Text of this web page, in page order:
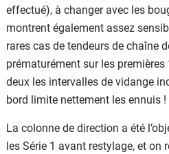
effectué), à changer avec les
montrent également assez
rares cas de tendeurs de chaîne
prématurément sur les
deux les intervalles de vidange
bord limite nettement les ennuis !
La colonne de direction a été
les Série 1 avant restylage, et on